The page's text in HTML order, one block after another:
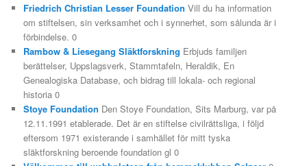
Friedrich Christian Lesser Foundation Vill du ha information
om stiftelsen, sin verksamhet och i synnerhet, som sålunda är i
förbindelse. 0
Rambow & Liesegang Släktforskning Erbjuds familjen
berättelser, Uppslagsverk, Stammtafeln, Heraldik, En
Genealogiska Database, och bidrag till lokala- och regional
historia 0
Stoye Foundation Den Stoye Foundation, Sits Marburg, var på
12.11.1991 etablerade. Det är en stiftelse civilrättsliga, i följd
eftersom 1971 existerande i samhället för mitt tyska
släktforskning beroende foundation gl 0